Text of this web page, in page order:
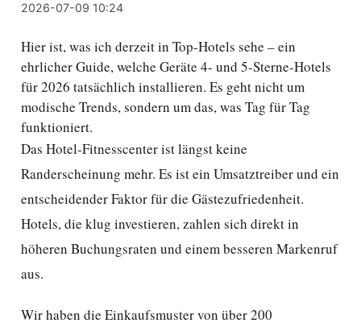
2026-07-09 10:24
Hier ist, was ich derzeit in Top-Hotels sehe – ein
ehrlicher Guide, welche Geräte 4- und 5-Sterne-Hotels
für 2026 tatsächlich installieren. Es geht nicht um
modische Trends, sondern um das, was Tag für Tag
funktioniert.
Das Hotel-Fitnesscenter ist längst keine
Randerscheinung mehr. Es ist ein Umsatztreiber und ein
entscheidender Faktor für die Gästezufriedenheit.
Hotels, die klug investieren, zahlen sich direkt in
höheren Buchungsraten und einem besseren Markenruf
aus.
Wir haben die Einkaufsmuster von über 200